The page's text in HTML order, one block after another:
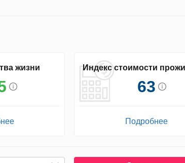
жизни Индекс стоимости
63
Подробнее